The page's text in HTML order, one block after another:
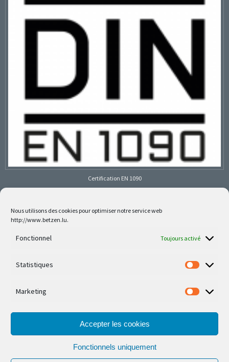
Nous utilisons des cookies pour optimiser notre service web
http://www.betzen.lu.
Fonctionnel Toujours activé
Statistiques
Marketing
Accepter les cookies
Fonctionnels uniquement
Certification EN 1090
Follow us on social media